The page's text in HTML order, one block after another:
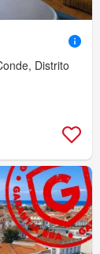
Distrito